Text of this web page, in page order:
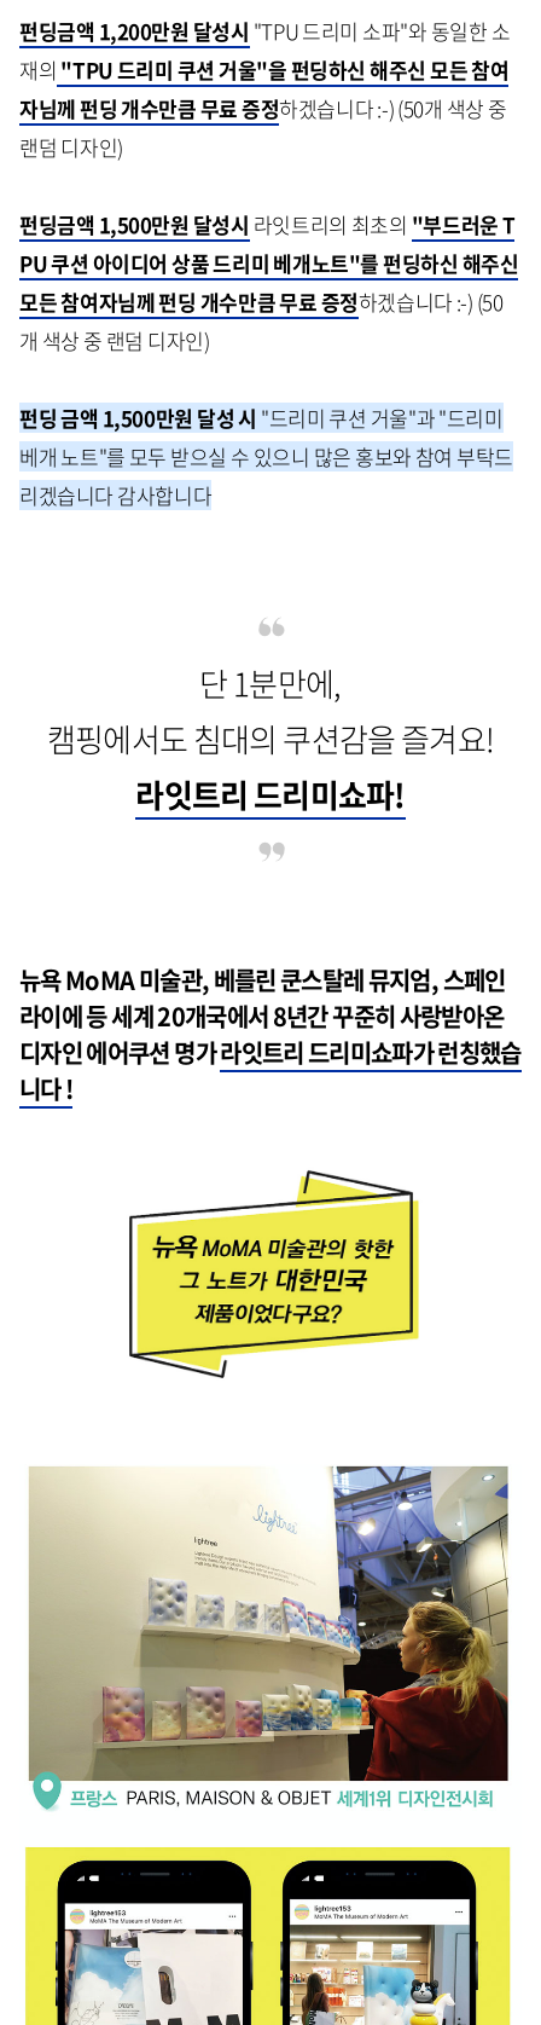
펀딩금액 1,200만원 달성시 "TPU 드리미 소파"와 동일한 소
재의 "TPU 드리미 쿠션 거울"을 펀딩하신 해주신 모든 참여
자님께 펀딩 개수만큼 무료 증정하겠습니다 :-) (50개 색상 중
랜덤 디자인)
펀딩금액 1,500만원 달성시 라잇트리의 최초의 "부드러운 T
PU 쿠션 아이디어 상품 드리미 베개노트"를 펀딩하신 해주신
모든 참여자님께 펀딩 개수만큼 무료 증정하겠습니다 :-) (50
개 색상 중 랜덤 디자인)
펀딩 금액 1,500만원 달성 시 "드리미 쿠션 거울"과 "드리미
베개 노트"를 모두 받으실 수 있으니 많은 홍보와 참여 부탁드
리겠습니다 감사합니다
단 1분만에,
캠핑에서도 침대의 쿠션감을 즐겨요!
라잇트리 드리미쇼파!
뉴욕 MoMA 미술관, 베를린 쿤스탈레 뮤지엄, 스페인
라이에 등 세계 20개국에서 8년간 꾸준히 사랑받아온
디자인 에어쿠션 명가라잇트리 드리미쇼파가 런칭했습
니다 !